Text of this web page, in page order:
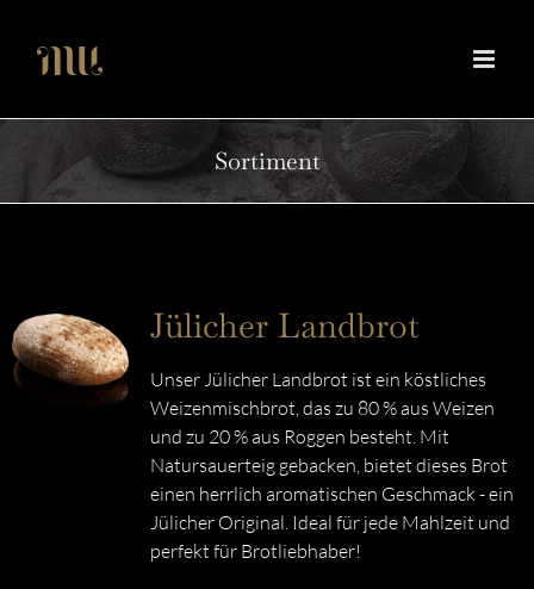
Inhalt
springen
Sortiment
Jülicher Landbrot
Unser Jülicher Landbrot ist ein köstliches
Weizenmischbrot, das zu 80 % aus Weizen
und zu 20 % aus Roggen besteht. Mit
Natursauerteig gebacken, bietet dieses Brot
einen herrlich aromatischen Geschmack - ein
Jülicher Original. Ideal für jede Mahlzeit und
perfekt für Brotliebhaber!